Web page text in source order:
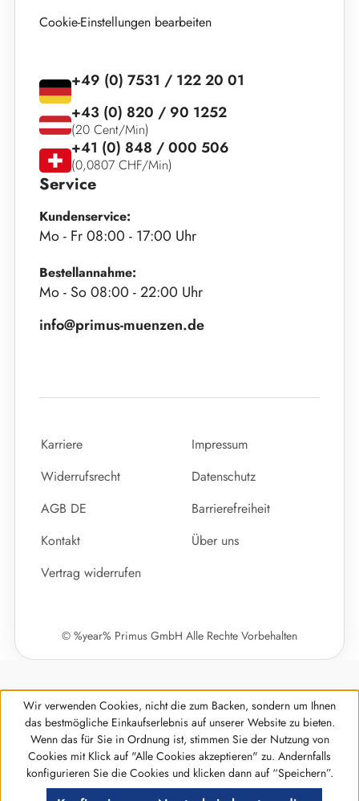
Cookie-Einstellungen bearbeiten
Service
Kundenservice:
Mo - Fr 08:00 - 17:00 Uhr
Bestellannahme:
Mo - So 08:00 - 22:00 Uhr
info@primus-muenzen.de
+49 (0) 7531 / 122 20 01
+43 (0) 820 / 90 1252
(20 Cent/Min)
+41 (0) 848 / 000 506
(0,0807 CHF/Min)
Karriere
Impressum
Widerrufsrecht
Datenschutz
AGB DE
Barrierefreiheit
Kontakt
Über uns
Vertrag widerrufen
© %year% Primus GmbH Alle Rechte Vorbehalten
Werkzeugleiste anzeigen
Wir verwenden Cookies, nicht die zum Backen, sondern um Ihnen
das bestmögliche Einkaufserlebnis auf unserer Website zu bieten.
Wenn das für Sie in Ordnung ist, stimmen Sie der Nutzung von
Cookies mit Klick auf "Alle Cookies akzeptieren" zu. Andernfalls
konfigurieren Sie die Cookies und klicken dann auf “Speichern”.